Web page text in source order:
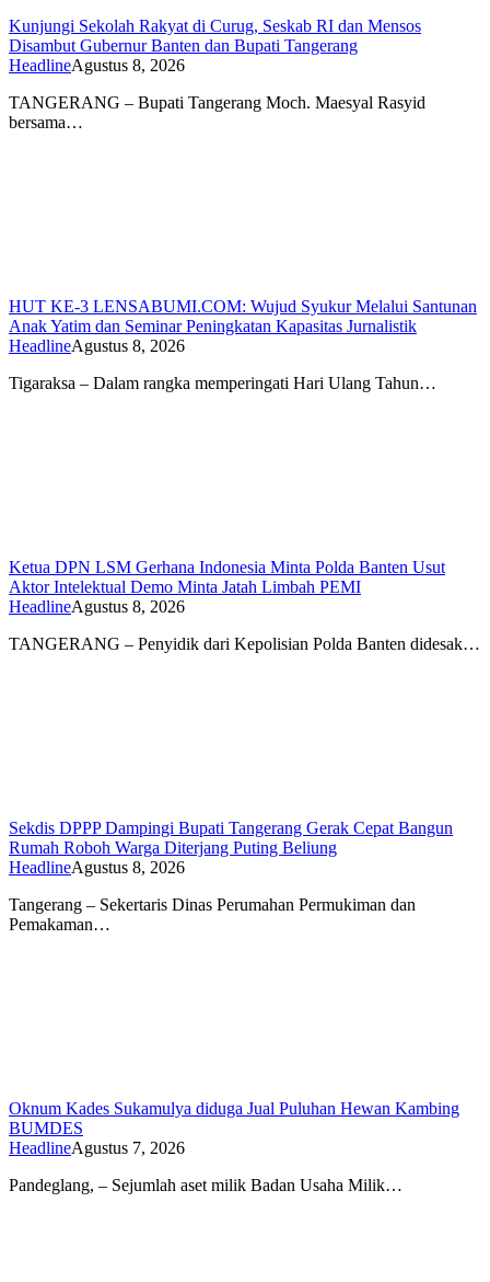
Kunjungi Sekolah Rakyat di Curug, Seskab RI dan Mensos
Disambut Gubernur Banten dan Bupati Tangerang
HeadlineAgustus 8, 2026
TANGERANG – Bupati Tangerang Moch. Maesyal Rasyid
bersama…
HUT KE-3 LENSABUMI.COM: Wujud Syukur Melalui Santunan
Anak Yatim dan Seminar Peningkatan Kapasitas Jurnalistik
HeadlineAgustus 8, 2026
Tigaraksa – Dalam rangka memperingati Hari Ulang Tahun…
Ketua DPN LSM Gerhana Indonesia Minta Polda Banten Usut
Aktor Intelektual Demo Minta Jatah Limbah PEMI
HeadlineAgustus 8, 2026
TANGERANG – Penyidik dari Kepolisian Polda Banten didesak…
Sekdis DPPP Dampingi Bupati Tangerang Gerak Cepat Bangun
Rumah Roboh Warga Diterjang Puting Beliung
HeadlineAgustus 8, 2026
Tangerang – Sekertaris Dinas Perumahan Permukiman dan
Pemakaman…
Oknum Kades Sukamulya diduga Jual Puluhan Hewan Kambing
BUMDES
HeadlineAgustus 7, 2026
Pandeglang, – Sejumlah aset milik Badan Usaha Milik…